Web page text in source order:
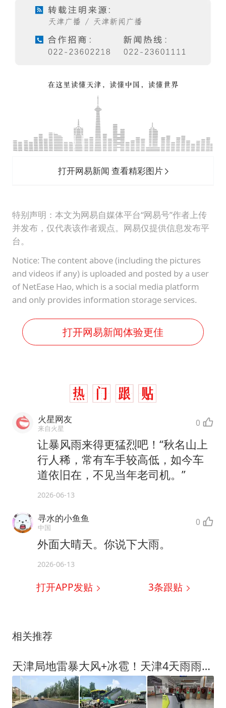
打开网易新闻 查看精彩图片
特别声明：本文为网易自媒体平台“网易号”作者上传
并发布，仅代表该作者观点。网易仅提供信息发布平
台。
Notice: The content above (including the pictures
and videos if any) is uploaded and posted by a user
of NetEase Hao, which is a social media platform
and only provides information storage services.
打开网易新闻体验更佳
火星网友
来自火星 0
让暴风雨来得更猛烈吧！“秋名山上
行人稀，常有车手较高低，如今车
道依旧在，不见当年老司机。”
2026-06-13
寻水的小鱼鱼
中国 0
外面大晴天。你说下大雨。
2026-06-13
打开APP发贴 3条跟贴
相关推荐
天津局地雷暴大风+冰雹！天津4天雨雨雨雨！风暴潮要来了！天津450部公交上新！天津三条公交线路调整！天津新建一幼儿园！在天津